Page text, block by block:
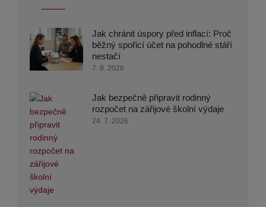
Jak chránit úspory před inflací: Proč
běžný spořicí účet na pohodlné stáří
nestačí
7. 8. 2026
Jak bezpečně připravit rodinný
rozpočet na zářijové školní výdaje
24. 7. 2026